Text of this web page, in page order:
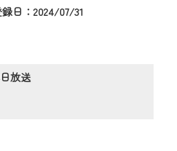
日：2024/07/31
放送
り、お住まいの地域
一目瞭然。
ブラウザから、いつ